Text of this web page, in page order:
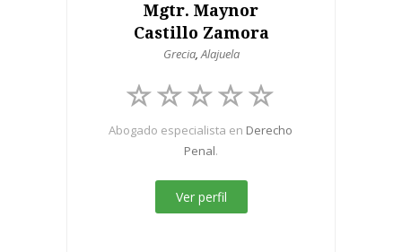
Mgtr. Maynor
Castillo Zamora
Grecia,Alajuela
Abogado especialista en Derecho
Penal.
Ver perfil